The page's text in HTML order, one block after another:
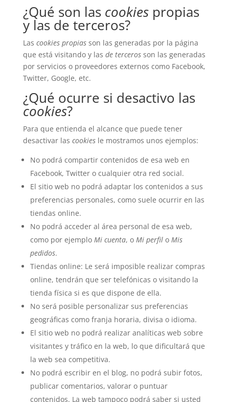
¿Qué son las cookiespropias
y las de terceros?
Las cookies propiasson las generadas por la página
que está visitando y las de tercerosson las generadas
por servicios o proveedores externos como Facebook,
Twitter, Google, etc.
¿Qué ocurre si desactivo las
cookies?
Para que entienda el alcance que puede tener
desactivar las cookiesle mostramos unos ejemplos:
No podrá compartir contenidos de esa web en
Facebook, Twitter o cualquier otra red social.
El sitio web no podrá adaptar los contenidos a sus
preferencias personales, como suele ocurrir en las
tiendas online.
No podrá acceder al área personal de esa web,
como por ejemplo Mi cuenta, o Mi perfilo Mis
pedidos.
Tiendas online: Le será imposible realizar compras
online, tendrán que ser telefónicas o visitando la
tienda física si es que dispone de ella.
No será posible personalizar sus preferencias
geográficas como franja horaria, divisa o idioma.
El sitio web no podrá realizar analíticas web sobre
visitantes y tráfico en la web, lo que dificultará que
la web sea competitiva.
No podrá escribir en el blog, no podrá subir fotos,
publicar comentarios, valorar o puntuar
contenidos. La web tampoco podrá saber si usted